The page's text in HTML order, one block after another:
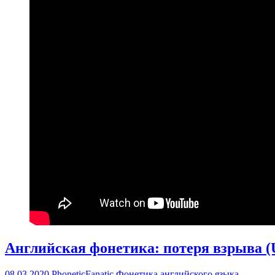
Английская фонетика: потеря взрыва